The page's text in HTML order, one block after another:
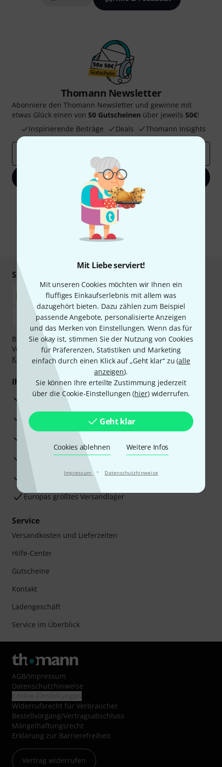
Mit Liebe serviert!
Mit unseren Cookies möchten wir Ihnen ein
fluffiges Einkaufserlebnis mit allem was
dazugehört bieten. Dazu zählen zum Beispiel
passende Angebote, personalisierte Anzeigen
und das Merken von Einstellungen. Wenn das für
Sie okay ist, stimmen Sie der Nutzung von Cookies
für Präferenzen, Statistiken und Marketing
einfach durch einen Klick auf „Geht klar“ zu (alle
anzeigen).
Sie können Ihre erteilte Zustimmung jederzeit
über die Cookie-Einstellungen (hier) widerrufen.
Geht klar
Cookies ablehnen Weitere Infos
Impressum · Datenschutzhinweise
Thomann Newsletter
Abonniere den Thomann Newsletter und gewinne mit
etwas Glück einen von 50 Gutscheinen über jeweils 50€!
Inspirierende Beiträge
Deals Thomann Insights
Jetzt anmelden
Mit Klick auf „Jetzt anmelden“ stimmen Sie dem Erhalt von E-Mail-
Werbung und einer Messung des E-Mail-Nutzungsverhaltens zu. Die
Abmeldung ist jederzeit möglich. Weitere Informationen finden Sie in
unserenDatenschutzhinweisen
* Pflichtfeld
Sicher einkaufen & bezahlen
Bezahlen Sie vertraulich und sicher per Nachnahme,
Vorkasse, PayPal, Amazon Pay,Klarna Sofort bezahlen
Klarna Ratenzahlungoder Kreditkarte.
Ihre Vorteile
3 Jahre Thomann Garantie
30 Tage Money-Back-Garantie
Reparaturservice
Beratung durch Fachexperten
Zufriedenheitsgarantie
Europas größtes Versandlager
Service
Versandkosten und Lieferzeiten
Hilfe-Center
Gutscheine
Kontakt
Ladengeschäft
Service im Überblick
AGB/Impressum
Datenschutzhinweise
Widerrufsrecht für Verbraucher
Bestellvorgang/Vertragsabschluss
Mängelhaftungsrecht
Erklärung zur Barrierefreiheit
Vertrag widerrufen